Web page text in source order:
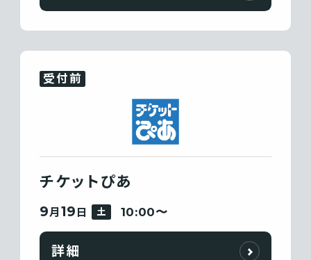
受付前
チケットぴあ
9月 19 日 土 10:00〜
詳細